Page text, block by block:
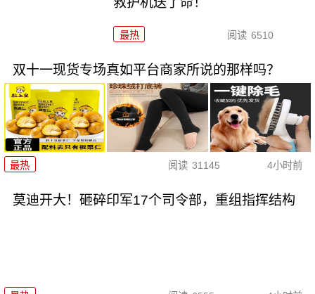
最热 阅读 6510
双十一现货专场真如平台商家所说的那样吗？
最热 阅读 31145 4小时前
莫迪开大！砸碎印军17个司令部，重组指挥结构